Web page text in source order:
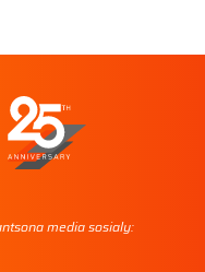
media sosialy: